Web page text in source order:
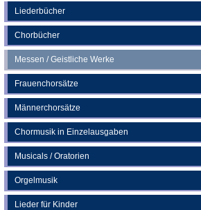
Liederbücher
Chorbücher
Messen / Geistliche Werke
Frauenchorsätze
Männerchorsätze
Chormusik in Einzelausgaben
Musicals / Oratorien
Orgelmusik
Lieder für Kinder